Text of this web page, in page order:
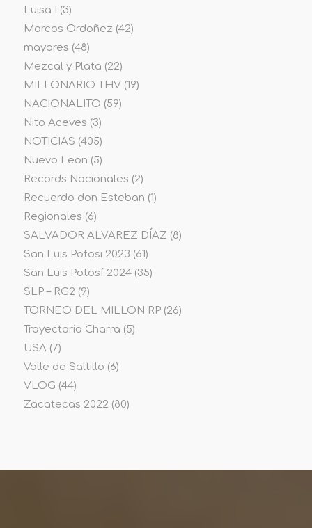
Luisa I
(3)
Marcos Ordoñez (42)
mayores (48)
Mezcal y Plata (22)
MILLONARIO THV(19)
NACIONALITO (59)
Nito Aceves (3)
NOTICIAS (405)
Nuevo Leon (5)
Records Nacionales (2)
Recuerdo don Esteban (1)
Regionales (6)
SALVADOR ALVAREZ DÍAZ (8)
San Luis Potosi 2023 (61)
San Luis Potosí 2024(35)
SLP – RG2 (9)
TORNEO DEL MILLON RP(26)
Trayectoria Charra (5)
USA(7)
Valle de Saltillo (6)
VLOG (44)
Zacatecas 2022 (80)